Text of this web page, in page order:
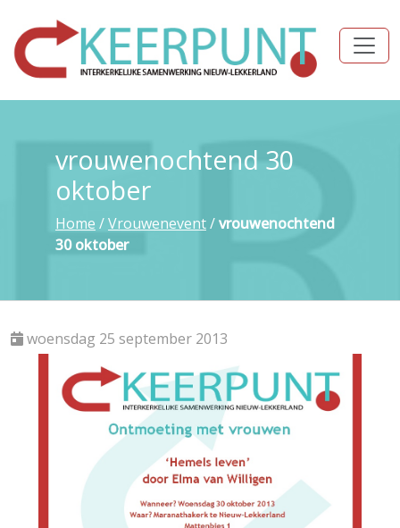
vrouwenochtend 30
oktober
Home /Vrouwenevent/vrouwenochtend
30 oktober
woensdag 25 september 2013